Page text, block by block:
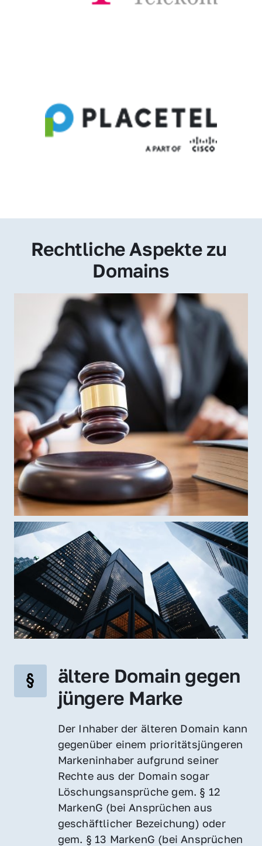
Rechtliche Aspekte zu
Domains
ältere Domain gegen
jüngere Marke
Der Inhaber der älteren Domain kann
gegenüber einem prioritätsjüngeren
Markeninhaber aufgrund seiner
Rechte aus der Domain sogar
Löschungsansprüche gem. § 12
MarkenG (bei Ansprüchen aus
geschäftlicher Bezeichung) oder
gem. § 13 MarkenG (bei Ansprüchen